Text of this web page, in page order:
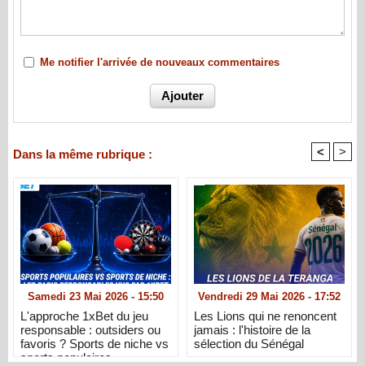
Me notifier l'arrivée de nouveaux commentaires
Dans la même rubrique : < >
Samedi 23 Mai 2026 - 15:50
L'approche 1xBet du jeu
responsable : outsiders ou
favoris ? Sports de niche vs
sports populaires
Vendredi 29 Mai 2026 - 17:52
Les Lions qui ne renoncent
jamais : l'histoire de la
sélection du Sénégal